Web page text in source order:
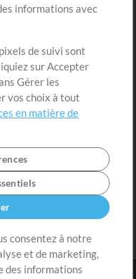
informations avec
de suivi sont
sur Accepter
Gérer les
vos choix à tout
en matière de
consentez à notre
et de marketing,
des informations